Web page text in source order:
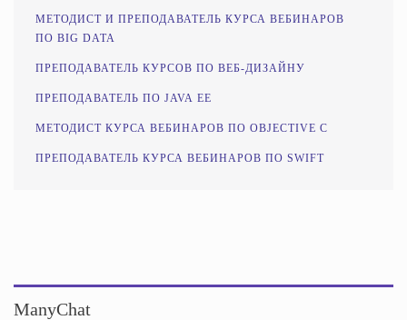
МЕТОДИСТ И ПРЕПОДАВАТЕЛЬ КУРСА ВЕБИНАРОВ
ПО BIG DATA
ПРЕПОДАВАТЕЛЬ КУРСОВ ПО ВЕБ-ДИЗАЙНУ
ПРЕПОДАВАТЕЛЬ ПО JAVA EE
МЕТОДИСТ КУРСА ВЕБИНАРОВ ПО OBJECTIVE C
ПРЕПОДАВАТЕЛЬ КУРСА ВЕБИНАРОВ ПО SWIFT
ManyChat